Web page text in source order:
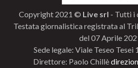
Copyright 2021 © Live srl - Tutti i
Testata giornalistica registrata al
del 07 Aprile
Sede legale: Viale Teseo
Direttore: Paolo Chillè